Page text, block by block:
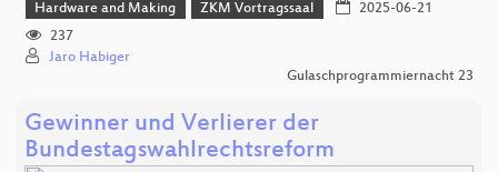
Hardware and Making ZKM Vortragssaal
2025-06-21
237
Jaro Habiger
Gulaschprogrammiernacht 23
Gewinner und Verlierer der
Bundestagswahlrechtsreform